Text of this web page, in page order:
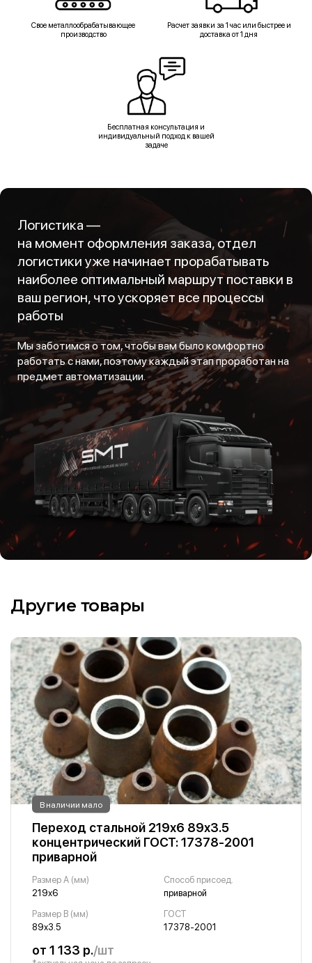
Свое металлообрабатывающее
производство
Расчет заявки за 1 час или быстрее и
доставка от 1 дня
Бесплатная консультация и
индивидуальный подход к вашей
задаче
Логистика —
на момент оформления заказа, отдел
логистики уже начинает прорабатывать
наиболее оптимальный маршрут поставки в
ваш регион, что ускоряет все процессы
работы
Мы заботимся о том, чтобы вам было комфортно
работать с нами, поэтому каждый этап проработан на
предмет автоматизации.
Другие товары
В наличии мало
Переход стальной 219х6 89х3.5
концентрический ГОСТ: 17378-2001
приварной
Размер A (мм)
219х6
Способ присоед.
приварной
Размер B (мм)
89х3.5
ГОСТ
17378-2001
от 1 133 р./шт